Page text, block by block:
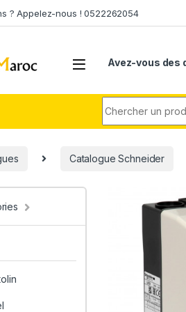
? Appelez-nous ! 0522262054
Avez-vous des
Catalogue Schneider